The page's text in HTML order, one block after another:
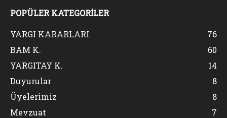
POPÜLER KATEGORİLER
YARGI KARARLARI
76
BAM K.
60
YARGITAY K.
14
Duyurular
8
Üyelerimiz
8
Mevzuat
7